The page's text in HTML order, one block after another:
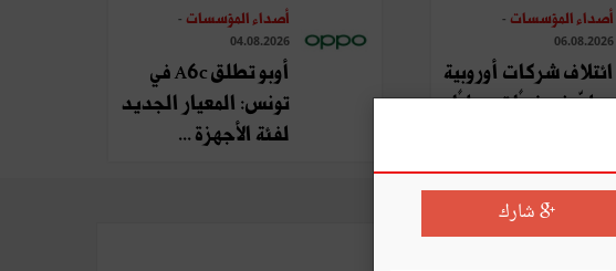
أصداء المؤسسات -
06.08.2026
ائتلاف شركات أوروبية
يطوّر نموذجًا تحويليًا
أصداء المؤسسات -
04.08.2026
أوبو تطلق A6c في
تونس: المعيار الجديد
لفئة الأجهزة ...
شارك